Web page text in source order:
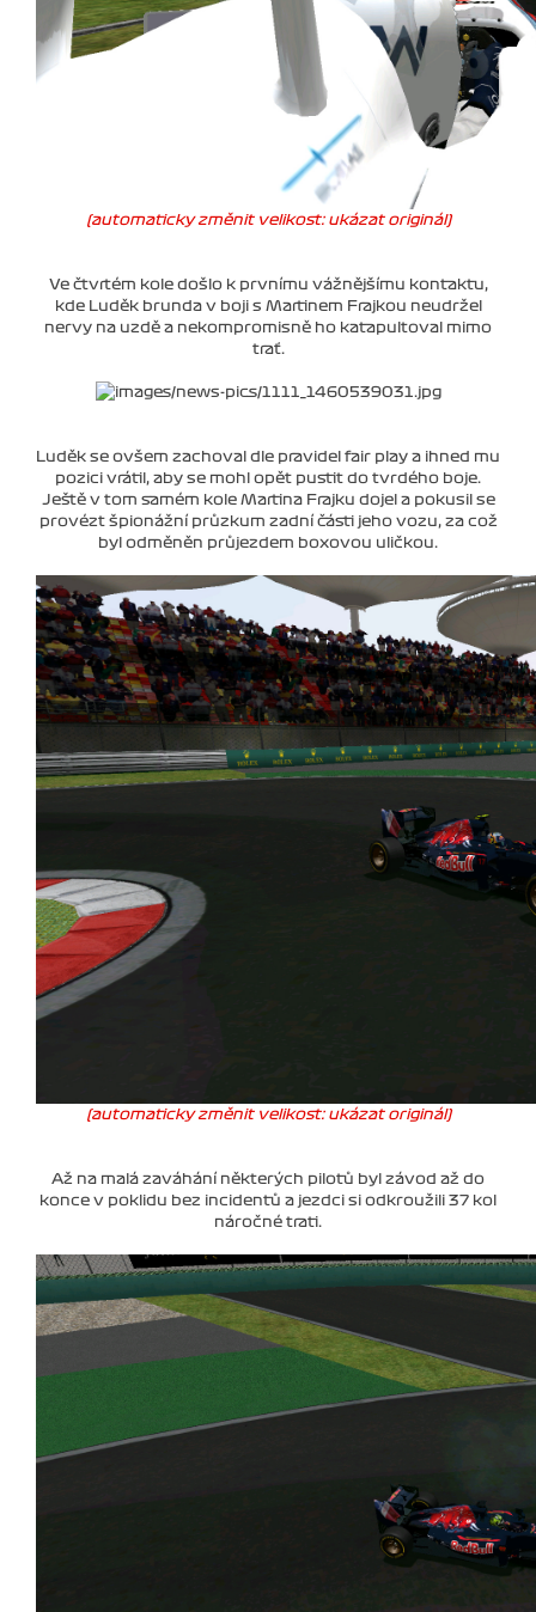
(automaticky změnit velikost: ukázat originál)
Ve čtvrtém kole došlo k prvnímu vážnějšímu kontaktu,
kde Luděk brunda v boji s Martinem Frajkou neudržel
nervy na uzdě a nekompromisně ho katapultoval mimo
trať.
Luděk se ovšem zachoval dle pravidel fair play a ihned mu
pozici vrátil, aby se mohl opět pustit do tvrdého boje.
Ještě v tom samém kole Martina Frajku dojel a pokusil se
provézt špionážní průzkum zadní části jeho vozu, za což
byl odměněn průjezdem boxovou uličkou.
(automaticky změnit velikost: ukázat originál)
Až na malá zaváhání některých pilotů byl závod až do
konce v poklidu bez incidentů a jezdci si odkroužili 37 kol
náročné trati.